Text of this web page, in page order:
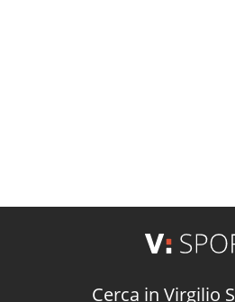
Cerca in Virgilio